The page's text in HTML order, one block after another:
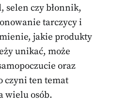
selen czy błonnik,
tarczycy i
jakie produkty
unikać, może
oraz
czyni ten temat
wielu osób.